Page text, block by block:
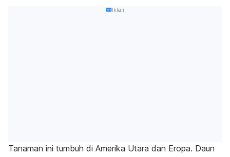
Iklan
Tanaman ini tumbuh di Amerika Utara dan Eropa. Daun